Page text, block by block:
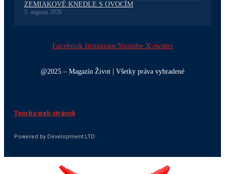
ZEMIAKOVÉ KNEDLE S OVOCÍM
5. augusta 2026
Facebook Instagram Youtube X-twitter
@2025 – Magazín Život | Všetky práva vyhradené
Tvorba web stránok
Powered by Development LTD